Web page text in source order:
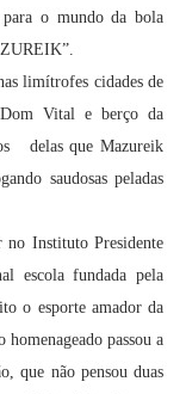
o mundo da bola
limítrofes cidades de
Vital e berço da
delas que Mazureik
saudosas peladas
no Instituto Presidente
escola fundada pela
o esporte amador da
passou a
que não pensou duas